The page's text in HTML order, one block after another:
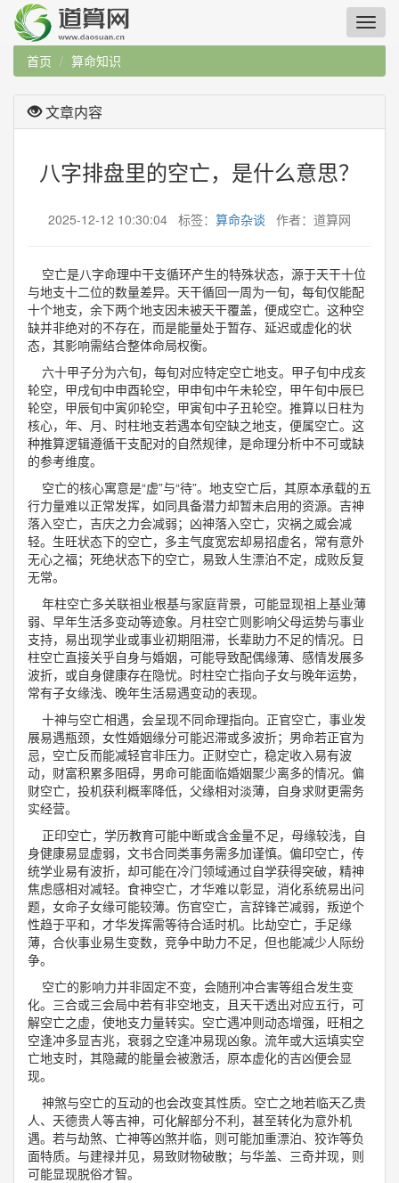
首页 算命知识
文章内容
八字排盘里的空亡，是什么意思？
2025-12-12 10:30:04 标签： 算命杂谈 作者：道算网
空亡是八字命理中干支循环产生的特殊状态，源于天干十位
与地支十二位的数量差异。天干循回一周为一旬，每旬仅能配
十个地支，余下两个地支因未被天干覆盖，便成空亡。这种空
缺并非绝对的不存在，而是能量处于暂存、延迟或虚化的状
态，其影响需结合整体命局权衡。
六十甲子分为六旬，每旬对应特定空亡地支。甲子旬中戌亥
轮空，甲戌旬中申酉轮空，甲申旬中午未轮空，甲午旬中辰巳
轮空，甲辰旬中寅卯轮空，甲寅旬中子丑轮空。推算以日柱为
核心，年、月、时柱地支若遇本旬空缺之地支，便属空亡。这
种推算逻辑遵循干支配对的自然规律，是命理分析中不可或缺
的参考维度。
空亡的核心寓意是“虚”与“待”。地支空亡后，其原本承载的五
行力量难以正常发挥，如同具备潜力却暂未启用的资源。吉神
落入空亡，吉庆之力会减弱；凶神落入空亡，灾祸之威会减
轻。生旺状态下的空亡，多主气度宽宏却易招虚名，常有意外
无心之福；死绝状态下的空亡，易致人生漂泊不定，成败反复
无常。
年柱空亡多关联祖业根基与家庭背景，可能显现祖上基业薄
弱、早年生活多变动等迹象。月柱空亡则影响父母运势与事业
支持，易出现学业或事业初期阻滞，长辈助力不足的情况。日
柱空亡直接关乎自身与婚姻，可能导致配偶缘薄、感情发展多
波折，或自身健康存在隐忧。时柱空亡指向子女与晚年运势，
常有子女缘浅、晚年生活易遇变动的表现。
十神与空亡相遇，会呈现不同命理指向。正官空亡，事业发
展易遇瓶颈，女性婚姻缘分可能迟滞或多波折；男命若正官为
忌，空亡反而能减轻官非压力。正财空亡，稳定收入易有波
动，财富积累多阻碍，男命可能面临婚姻聚少离多的情况。偏
财空亡，投机获利概率降低，父缘相对淡薄，自身求财更需务
实经营。
正印空亡，学历教育可能中断或含金量不足，母缘较浅，自
身健康易显虚弱，文书合同类事务需多加谨慎。偏印空亡，传
统学业易有波折，却可能在冷门领域通过自学获得突破，精神
焦虑感相对减轻。食神空亡，才华难以彰显，消化系统易出问
题，女命子女缘可能较薄。伤官空亡，言辞锋芒减弱，叛逆个
性趋于平和，才华发挥需等待合适时机。比劫空亡，手足缘
薄，合伙事业易生变数，竞争中助力不足，但也能减少人际纷
争。
空亡的影响力并非固定不变，会随刑冲合害等组合发生变
化。三合或三会局中若有非空地支，且天干透出对应五行，可
解空亡之虚，使地支力量转实。空亡遇冲则动态增强，旺相之
空逢冲多显吉兆，衰弱之空逢冲易现凶象。流年或大运填实空
亡地支时，其隐藏的能量会被激活，原本虚化的吉凶便会显
现。
神煞与空亡的互动的也会改变其性质。空亡之地若临天乙贵
人、天德贵人等吉神，可化解部分不利，甚至转化为意外机
遇。若与劫煞、亡神等凶煞并临，则可能加重漂泊、狡诈等负
面特质。与建禄并见，易致财物破散；与华盖、三奇并现，则
可能显现脱俗才智。